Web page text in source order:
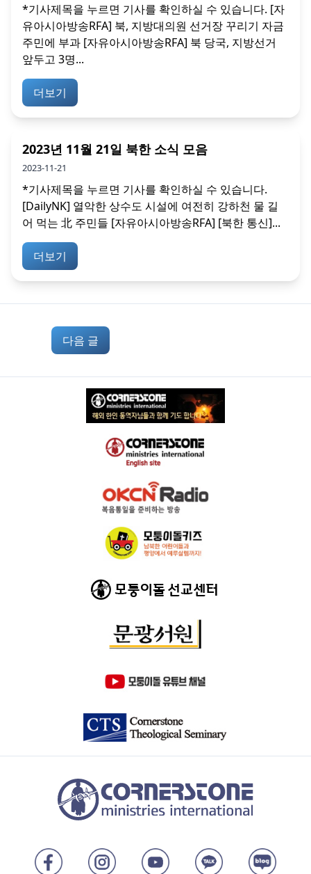
*기사제목을 누르면 기사를 확인하실 수 있습니다. [자
유아시아방송RFA] 북, 지방대의원 선거장 꾸리기 자금
주민에 부과 [자유아시아방송RFA] 북 당국, 지방선거
앞두고 3명...
더보기
2023년 11월 21일 북한 소식 모음
2023-11-21
*기사제목을 누르면 기사를 확인하실 수 있습니다.
[DailyNK] 열악한 상수도 시설에 여전히 강하천 물 길
어 먹는 北 주민들 [자유아시아방송RFA] [북한 통신]...
더보기
다음 글